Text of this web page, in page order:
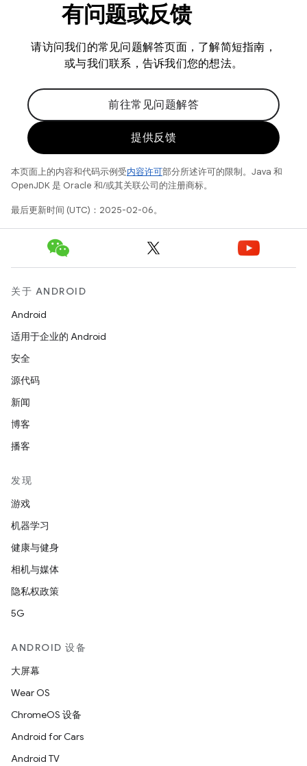
有问题或反馈
请访问我们的常见问题解答页面，了解简短指南，
或与我们联系，告诉我们您的想法。
前往常见问题解答
提供反馈
本页面上的内容和代码示例受内容许可部分所述许可的限制。Java 和
OpenJDK 是 Oracle 和/或其关联公司的注册商标。
最后更新时间 (UTC)：2025-02-06。
关于 ANDROID
Android
适用于企业的 Android
安全
源代码
新闻
博客
播客
发现
游戏
机器学习
健康与健身
相机与媒体
隐私权政策
5G
ANDROID 设备
大屏幕
Wear OS
ChromeOS 设备
Android for Cars
Android TV